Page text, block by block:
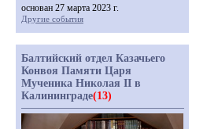
основан 27 марта 2023 г.
Другие события
Балтийский отдел Казачьего
Конвоя Памяти Царя
Мученика Николая II в
Калининграде(13)